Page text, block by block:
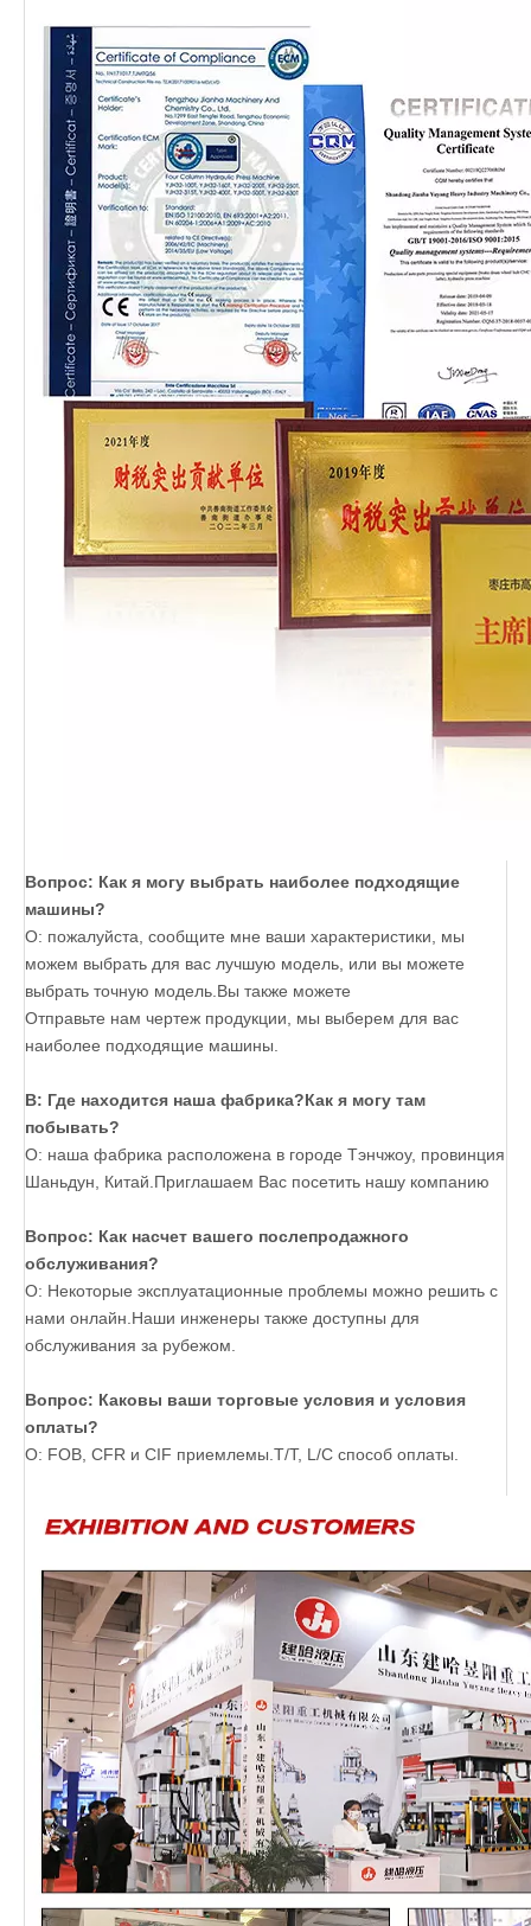
Вопрос: Как я могу выбрать наиболее подходящие
машины?
О: пожалуйста, сообщите мне ваши характеристики, мы
можем выбрать для вас лучшую модель, или вы можете
выбрать точную модель.Вы также можете
Отправьте нам чертеж продукции, мы выберем для вас
наиболее подходящие машины.
В: Где находится наша фабрика?Как я могу там
побывать?
О: наша фабрика расположена в городе Тэнчжоу, провинция
Шаньдун, Китай.Приглашаем Вас посетить нашу компанию
Вопрос: Как насчет вашего послепродажного
обслуживания?
О: Некоторые эксплуатационные проблемы можно решить с
нами онлайн.Наши инженеры также доступны для
обслуживания за рубежом.
Вопрос: Каковы ваши торговые условия и условия
оплаты?
О: FOB, CFR и CIF приемлемы.T/T, L/C способ оплаты.